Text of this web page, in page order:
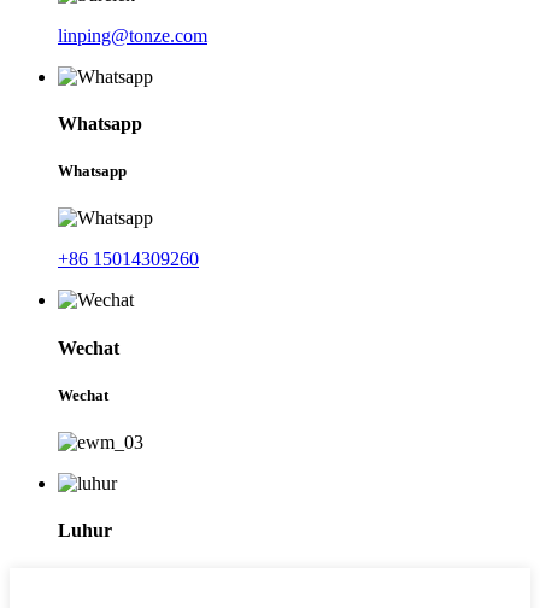
linping@tonze.com
Whatsapp
Whatsapp
+86 15014309260
Wechat
Wechat
Luhur